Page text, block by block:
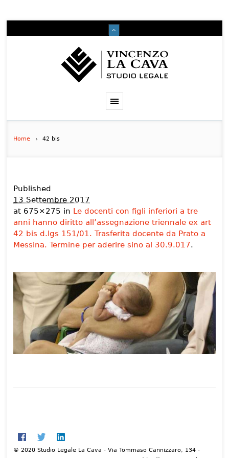
Home 42 bis
Published
13 Settembre 2017
at 675×275 in Le docenti con figli inferiori a tre
anni hanno diritto all’assegnazione triennale ex art
42 bis d.lgs 151/01. Trasferita docente da Prato a
Messina. Termine per aderire sino al 30.9.017.
© 2020 Studio Legale La Cava - Via Tommaso Cannizzaro, 134 -